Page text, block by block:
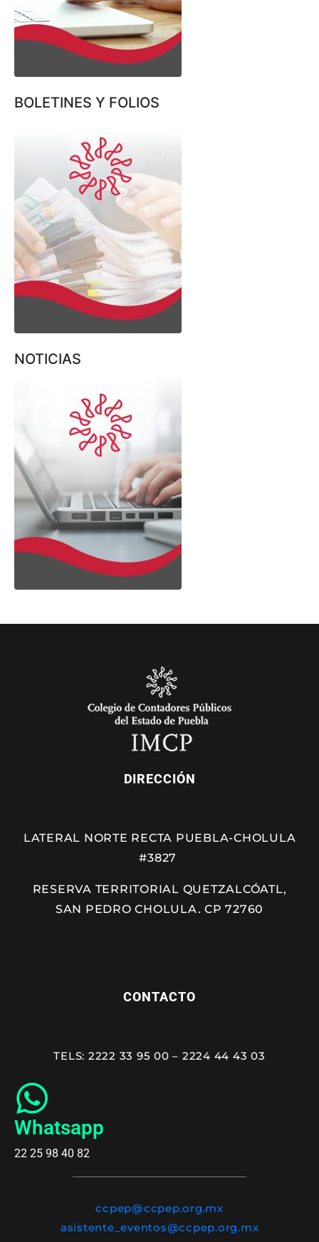
BOLETINES Y FOLIOS
NOTICIAS
DIRECCIÓN
LATERAL NORTE RECTA PUEBLA-CHOLULA
#3827
RESERVA TERRITORIAL QUETZALCÓATL,
SAN PEDRO CHOLULA. CP 72760
CONTACTO
TELS: 2222 33 95 00 – 2224 44 43 03
Whatsapp
22 25 98 40 82
ccpep@ccpep.org.mx
asistente_eventos@ccpep.org.mx